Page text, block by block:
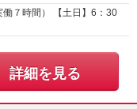
働７時間） 【土日】6：30
詳細を見る